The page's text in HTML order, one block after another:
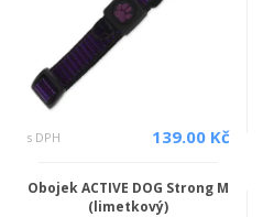
s DPH 139.00 Kč
Obojek ACTIVE DOG Strong M
(limetkový)